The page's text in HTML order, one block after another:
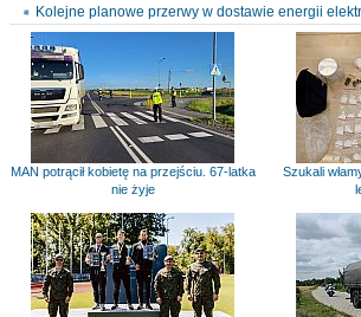
Kolejne planowe przerwy w dostawie energii
MAN potrącił kobietę na przejściu. 67-latka
nie żyje
Szukali